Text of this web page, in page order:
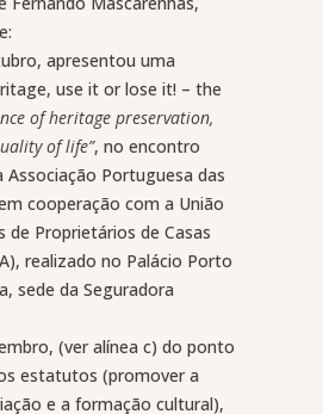
apresentou uma
use it or lose it! – the
of heritage preservation,
of life”, no encontro
Associação Portuguesa das
cooperação com a União
de Proprietários de Casas
realizado no Palácio Porto
sede da Seguradora
(ver alínea c) do ponto
estatutos (promover a
e a formação cultural),